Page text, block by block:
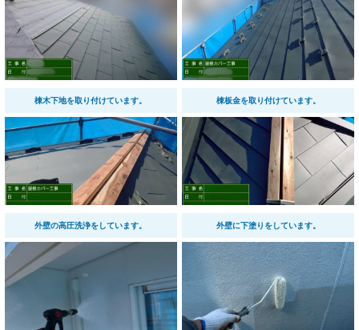
棟木下地を取り付けています。 棟板金を取り付けています。
外壁の高圧洗浄をしています。 外壁に下塗りをしています。